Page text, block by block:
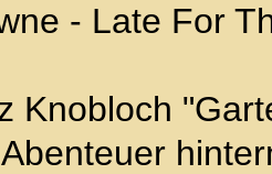
- Late For
Knobloch